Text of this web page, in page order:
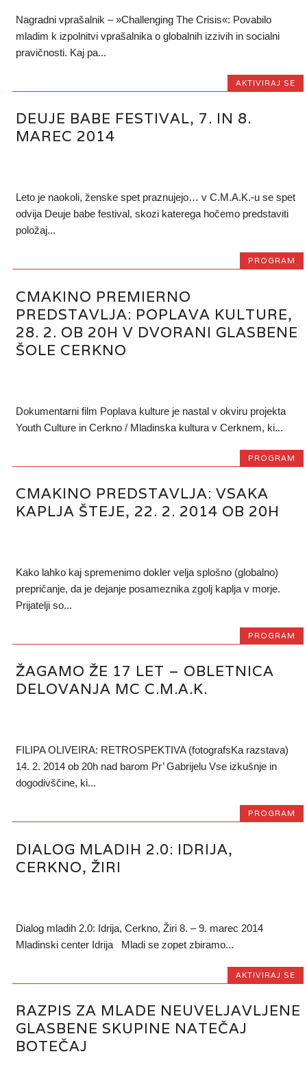
Nagradni vprašalnik – »Challenging The Crisis«: Povabilo
mladim k izpolnitvi vprašalnika o globalnih izzivih in socialni
pravičnosti. Kaj pa...
AKTIVIRAJ SE
DEUJE BABE FESTIVAL, 7. IN 8.
MAREC 2014
Leto je naokoli, ženske spet praznujejo… v C.M.A.K.-u se spet
odvija Deuje babe festival, skozi katerega hočemo predstaviti
položaj...
PROGRAM
CMAKINO PREMIERNO
PREDSTAVLJA: POPLAVA KULTURE,
28. 2. OB 20H V DVORANI GLASBENE
ŠOLE CERKNO
Dokumentarni film Poplava kulture je nastal v okviru projekta
Youth Culture in Cerkno / Mladinska kultura v Cerknem, ki...
PROGRAM
CMAKINO PREDSTAVLJA: VSAKA
KAPLJA ŠTEJE, 22. 2. 2014 OB 20H
Kako lahko kaj spremenimo dokler velja splošno (globalno)
prepričanje, da je dejanje posameznika zgolj kaplja v morje.
Prijatelji so...
PROGRAM
ŽAGAMO ŽE 17 LET – OBLETNICA
DELOVANJA MC C.M.A.K.
FILIPA OLIVEIRA: RETROSPEKTIVA (fotografsKa razstava)
14. 2. 2014 ob 20h nad barom Pr’ Gabrijelu Vse izkušnje in
dogodivščine, ki...
PROGRAM
DIALOG MLADIH 2.0: IDRIJA,
CERKNO, ŽIRI
Dialog mladih 2.0: Idrija, Cerkno, Žiri 8. – 9. marec 2014
Mladinski center Idrija Mladi se zopet zbiramo...
AKTIVIRAJ SE
RAZPIS ZA MLADE NEUVELJAVLJENE
GLASBENE SKUPINE NATEČAJ
BOTEČAJ